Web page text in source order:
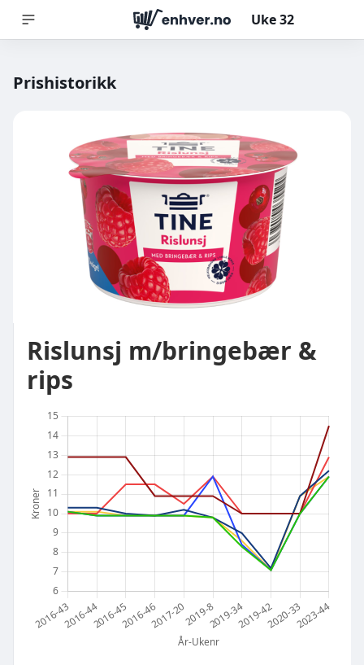
Uke32
Prishistorikk
Rislunsj m/bringebær &
rips